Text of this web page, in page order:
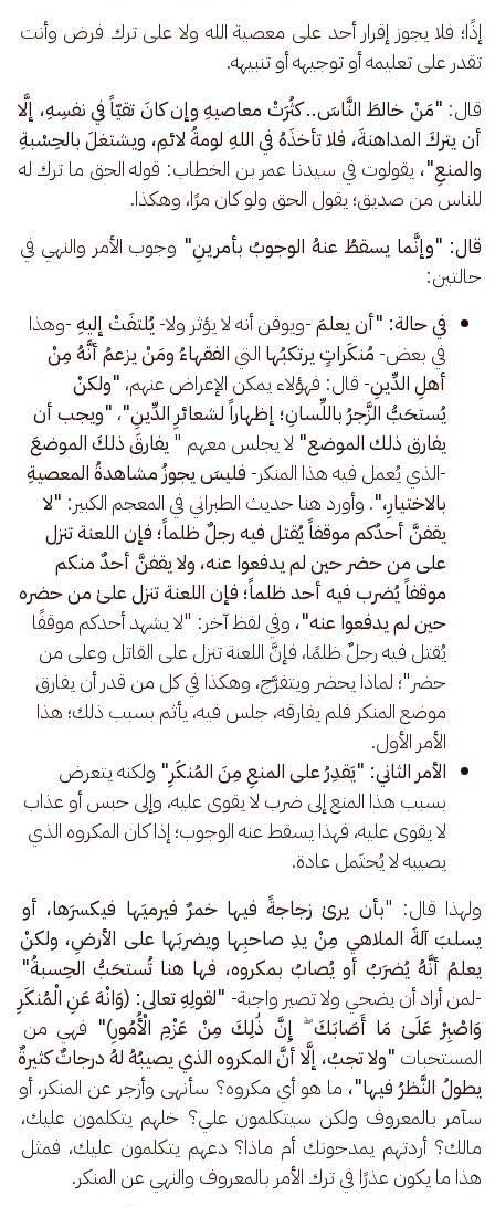
إذًا؛ فلا يجوز إقرار أحد على معصية الله ولا على ترك فرض وأنت
تقدر على تعليمه أو توجيهه أو تنبيهه.
قال: "مَنْ خالطَ النَّاسَ.. كثُرَتْ معاصيهِ وإن كانَ تقيّاً في نفسِهِ، إلَّا
أن يتركَ المداهنةَ، فلا تأخذَهُ في اللهِ لومةُ لائمِ، ويشتغلَ بالحِسْبةِ
والمنعِ"، يقولوت في سيدنا عمر بن الخطاب: قوله الحق ما ترك له
للناس من صديق؛ يقول الحق ولو كان مرًا، وهكذا.
قال: "وإنَّما يسقطُ عنهُ الوجوبُ بأمرينِ" وجوب الأمر والنهي في
حالتين:
في حالة: "أن يعلمَ-ويوقن أنه لا يؤثر ولا- يُلتفَتْ إليهِ-وهذا
في بعض- مُنكَراتٍ يرتكبُها التي الفقهاءُ ومَنْ يزعمُ أنَّهُ مِنْ
أهلِ الدِّينِ- قال: فهؤلاء يمكن الإعراض عنهم، "ولكنْ
يُستحَبُّ الزَّجرُ باللِّسانِ؛ إظهاراً لشعائرِ الدِّينِ"، "ويجب أن
يفارق ذلك الموضع" لا يجلس معهم " يفارقَ ذلكَ الموضعَ
-الذي يُعمل فيه هذا المنكر- فليسَ يجوزُ مشاهدةُ المعصيةِ
بالاختيارِ،". وأورد هنا حديث الطبراني في المعجم الكبير: "لا
يقفنَّ أحدُكم موقفاً يُقتل فيه رجلٌ ظلماً؛ فإن اللعنة تنزل
على من حضر حين لم يدفعوا عنه، ولا يقفنَّ أحدٌ منكم
موقفاً يُضرب فيه أحد ظلماً؛ فإن اللعنة تنزل علىٰ من حضره
حين لم يدفعوا عنه"، وفي لفظ آخر: "لا يشهد أحدكم موقفًا
يُقتل فيه رجلٌ ظلمًا، فإنَّ اللعنة تنزل على القاتل وعلى من
حضر"؛ لماذا يحضر ويتفرَّج، وهكذا في كل من قدر أن يفارق
موضع المنكر فلم يفارقه، جلس فيه، يأثم بسبب ذلك؛ هذا
الأمر الأول.
الأمر الثاني: "يَقدِرُ على المنعِ مِنَ المُنكَرِ" ولكنه يتعرض
بسبب هذا المنع إلى ضرب لا يقوى عليه، وإلى حبس أو عذاب
لا يقوى عليه، فهذا يسقط عنه الوجوب؛ إذا كان المكروه الذي
يصيبه لا يُحتَمل عادة.
ولهذا قال: "بأن يرىٰ زجاجةً فيها خمرٌ فيرميَها فيكسرَها، أو
يسلبَ آلةَ الملاهي مِنْ يدِ صاحبِها ويضربَها على الأرضِ، ولكنْ
يعلمُ أنَّهُ يُضرَبُ أو يُصابُ بمكروه، فها هنا تُستحَبُّ الحِسبةُ"
-لمن أراد أن يضحي ولا تصير واجبة- "لقولِهِ تعالى: (وَانْهَ عَنِ الْمُنكَرِ
وَاصْبِرْ عَلَىٰ مَا أَصَابَكَ ۖ إِنَّ ذَٰلِكَ مِنْ عَزْمِ الْأُمُورِ)" فهي من
المستحبات "ولا تجبُ، إلَّا أنَّ المكروه الذي يصيبُهُ لهُ درجاتٌ كثيرةٌ
يطولُ النَّظرُ فيها"، ما هو أي مكروه؟ سأنهى وأزجر عن المنكر، أو
سآمر بالمعروف ولكن سيتكلمون علي؟ خلهم يتكلمون عليك،
مالك؟ أردتهم يمدحونك أم ماذا؟ دعهم يتكلمون عليك، فمثل
هذا ما يكون عذرًا في ترك الأمر بالمعروف والنهي عن المنكر.